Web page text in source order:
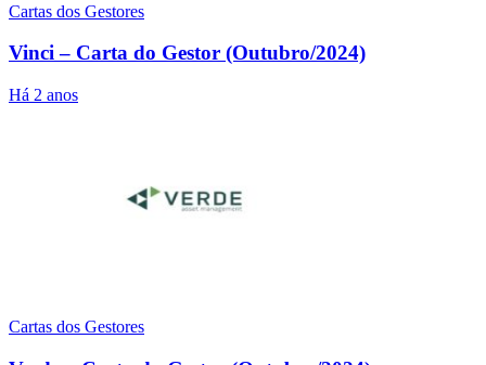
Cartas dos Gestores
Vinci – Carta do Gestor (Outubro/2024)
Há 2 anos
Cartas dos Gestores